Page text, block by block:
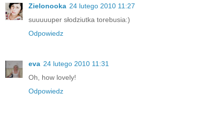
Zielonooka 24 lutego 2010 11:27
suuuuuper słodziutka torebusia:)
Odpowiedz
eva 24 lutego 2010 11:31
Oh, how lovely!
Odpowiedz